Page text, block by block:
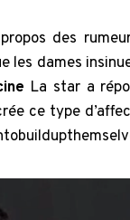
des
les dames
La star a
ce type